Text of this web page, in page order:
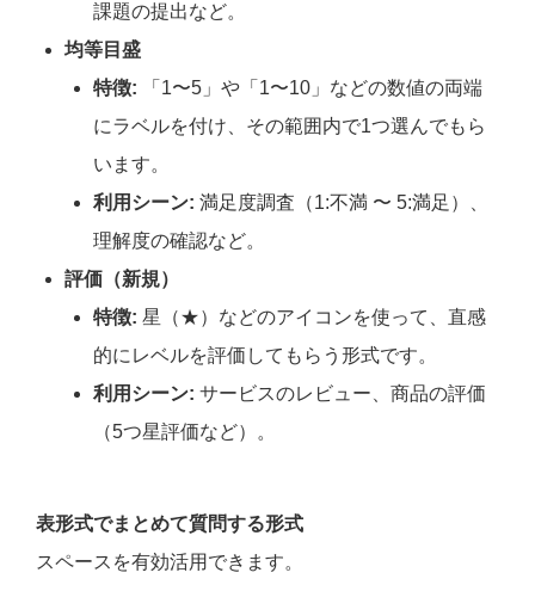
課題の提出など。
均等目盛
特徴: 「1〜5」や「1〜10」などの数値の両端
にラベルを付け、その範囲内で1つ選んでもら
います。
利用シーン: 満足度調査（1:不満 〜 5:満足）、
理解度の確認など。
評価（新規）
特徴: 星（★）などのアイコンを使って、直感
的にレベルを評価してもらう形式です。
利用シーン: サービスのレビュー、商品の評価
（5つ星評価など）。
表形式でまとめて質問する形式
スペースを有効活用できます。